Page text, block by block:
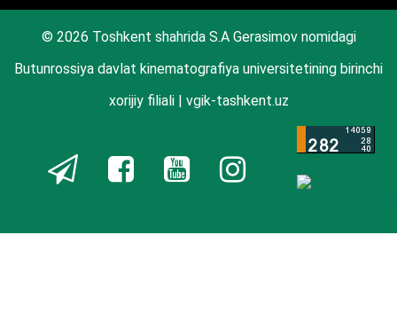
© 2026 Toshkent shahrida S.A Gerasimov nomidagi
Butunrossiya davlat kinematografiya universitetining birinchi
xorijiy filiali | vgik-tashkent.uz